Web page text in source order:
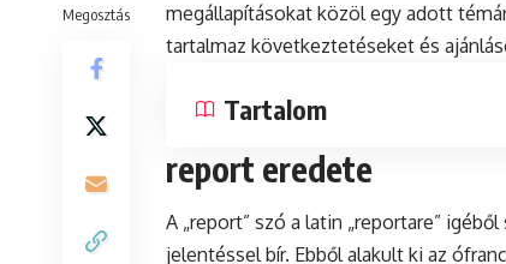
Megosztás
megállapításokat közöl egy adott
tartalmaz következtetéseket és
Tartalom
report eredete
A „report” szó a latin „reportare”
jelentéssel bír. Ebből alakult ki az